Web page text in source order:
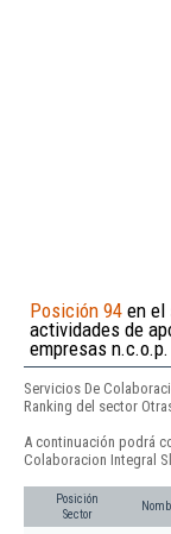
Posición 94 en el
actividades de
empresas n.c.o.p.
Servicios De
Ranking del sector
A continuación podrá
Colaboracion Integral
Posición
Sector